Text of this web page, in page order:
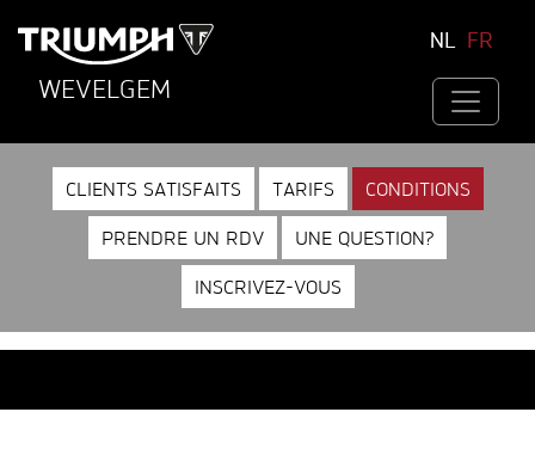
NL FR
WEVELGEM
CLIENTS SATISFAITS TARIFS CONDITIONS
PRENDRE UN RDV UNE QUESTION?
INSCRIVEZ-VOUS